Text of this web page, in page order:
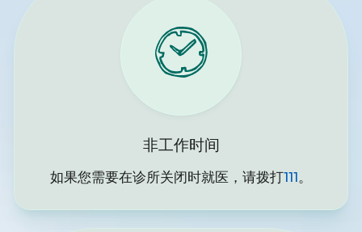
非工作时间
如果您需要在诊所关闭时就医，请拨打111。